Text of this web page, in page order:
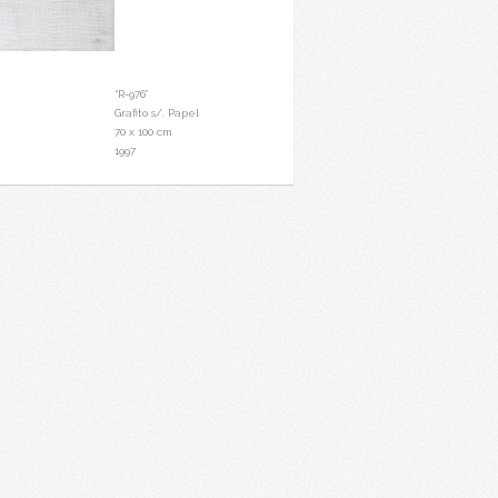
“R-976”
Grafito s/. Papel
70 x 100 cm
1997